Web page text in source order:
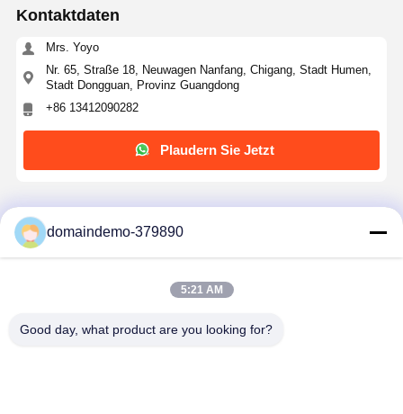
Kontaktdaten
Mrs. Yoyo
Nr. 65, Straße 18, Neuwagen Nanfang, Chigang, Stadt Humen,
Stadt Dongguan, Provinz Guangdong
+86 13412090282
Plaudern Sie Jetzt
Erhalten Sie Den Besten Preis Für
Schlagfeste spritzgegossene Kunststoffteile
domaindemo-379890
5:21 AM
Good day, what product are you looking for?